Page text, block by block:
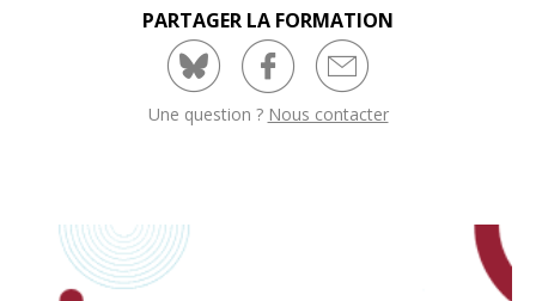
PARTAGER LA FORMATION
Une question ? Nous contacter